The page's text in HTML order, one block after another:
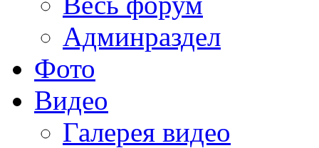
Админраздел
Фото
Видео
Галерея видео